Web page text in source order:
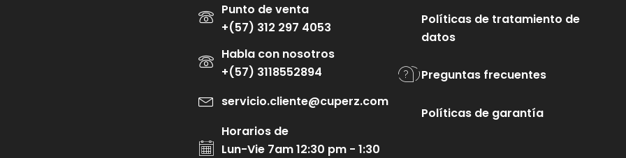
Punto de venta
+(57) 312 297 4053
Habla con nosotros
+(57) 3118552894
servicio.cliente@cuperz.com
Horarios de
Lun-Vie 7am 12:30 pm - 1:30
Políticas de tratamiento de
datos
Preguntas frecuentes
Políticas de garantía